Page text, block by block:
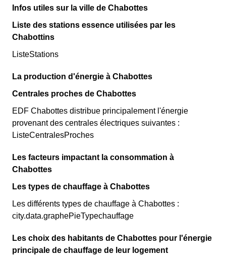
Infos utiles sur la ville de Chabottes
Liste des stations essence utilisées par les
Chabottins
ListeStations
La production d'énergie à Chabottes
Centrales proches de Chabottes
EDF Chabottes distribue principalement l'énergie
provenant des centrales électriques suivantes :
ListeCentralesProches
Les facteurs impactant la consommation à
Chabottes
Les types de chauffage à Chabottes
Les différents types de chauffage à Chabottes :
city.data.graphePieTypechauffage
Les choix des habitants de Chabottes pour l'énergie
principale de chauffage de leur logement